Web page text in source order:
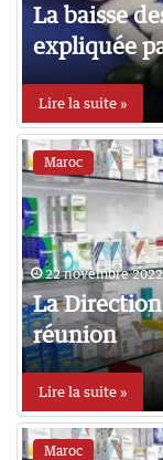
La baisse
expliquée
Lire la suite »
Maroc
22 novembre
La
réunion
Lire la suite »
Maroc